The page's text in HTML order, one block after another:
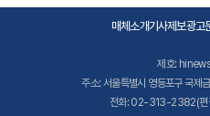
매체소개기사제보광고
제호:
주소: 서울특별시 영등포구 국제
전화: 02-313-2382(